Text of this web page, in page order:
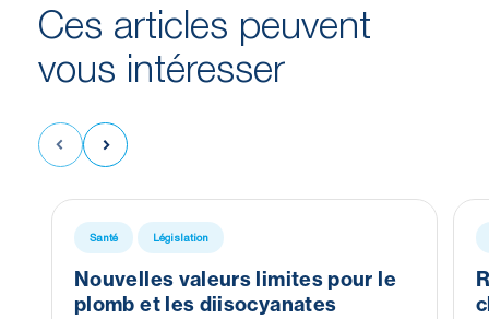
Ces articles peuvent
vous intéresser
Santé Législation
Nouvelles valeurs limites pour le
plomb et les diisocyanates